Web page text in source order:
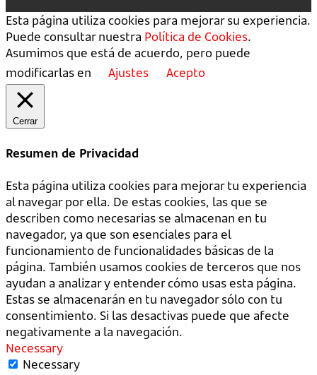
Esta página utiliza cookies para mejorar su experiencia.
Puede consultar nuestra Política de Cookies.
Asumimos que está de acuerdo, pero puede
modificarlas en
Ajustes Acepto
Cerrar
Resumen de Privacidad
Esta página utiliza cookies para mejorar tu experiencia
al navegar por ella. De estas cookies, las que se
describen como necesarias se almacenan en tu
navegador, ya que son esenciales para el
funcionamiento de funcionalidades básicas de la
página. También usamos cookies de terceros que nos
ayudan a analizar y entender cómo usas esta página.
Estas se almacenarán en tu navegador sólo con tu
consentimiento. Si las desactivas puede que afecte
negativamente a la navegación.
Necessary
Necessary